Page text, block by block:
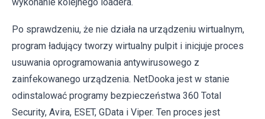
Po sprawdzeniu, że nie działa na urządzeniu wirtualnym,
program ładujący tworzy wirtualny pulpit i inicjuje proces
usuwania oprogramowania antywirusowego z
zainfekowanego urządzenia. NetDooka jest w stanie
odinstalować programy bezpieczeństwa 360 Total
Security, Avira, ESET, GData i Viper. Ten proces jest